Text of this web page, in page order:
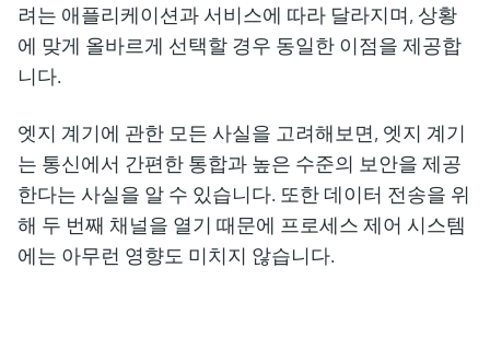
려는 애플리케이션과 서비스에 따라 달라지며, 상황
에 맞게 올바르게 선택할 경우 동일한 이점을 제공합
니다.
엣지 계기에 관한 모든 사실을 고려해보면, 엣지 계기
는 통신에서 간편한 통합과 높은 수준의 보안을 제공
한다는 사실을 알 수 있습니다. 또한 데이터 전송을 위
해 두 번째 채널을 열기 때문에 프로세스 제어 시스템
에는 아무런 영향도 미치지 않습니다.